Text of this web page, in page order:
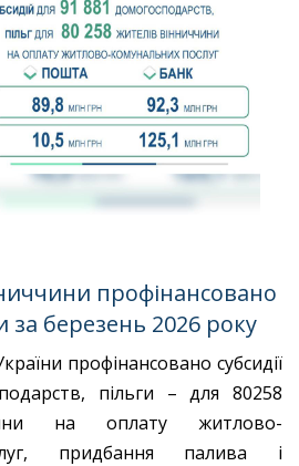
профінансовано
за березень 2026 року
профінансовано субсидії
пільги – для 80258
на оплату житлово-
придбання палива і